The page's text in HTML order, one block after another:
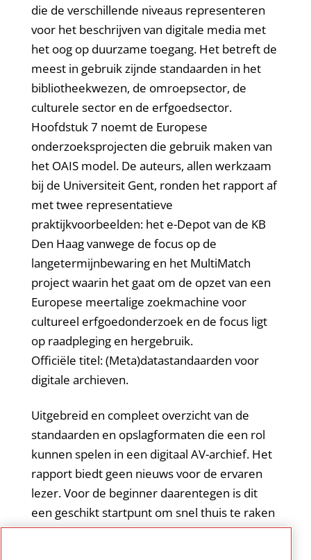
die de verschillende niveaus representeren
voor het beschrijven van digitale media met
het oog op duurzame toegang. Het betreft de
meest in gebruik zijnde standaarden in het
bibliotheekwezen, de omroepsector, de
culturele sector en de erfgoedsector.
Hoofdstuk 7 noemt de Europese
onderzoeksprojecten die gebruik maken van
het OAIS model. De auteurs, allen werkzaam
bij de Universiteit Gent, ronden het rapport af
met twee representatieve
praktijkvoorbeelden: het e-Depot van de KB
Den Haag vanwege de focus op de
langetermijnbewaring en het MultiMatch
project waarin het gaat om de opzet van een
Europese meertalige zoekmachine voor
cultureel erfgoedonderzoek en de focus ligt
op raadpleging en hergebruik.
Officiële titel: (Meta)datastandaarden voor
digitale archieven.
Uitgebreid en compleet overzicht van de
standaarden en opslagformaten die een rol
kunnen spelen in een digitaal AV-archief. Het
rapport biedt geen nieuws voor de ervaren
lezer. Voor de beginner daarentegen is dit
een geschikt startpunt om snel thuis te raken
in een specifieke standaard en kan het